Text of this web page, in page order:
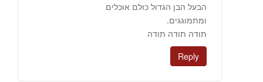
הבעל הבן הגדול כולם אוכלים
ומתמוגגים.
תודה תודה תודה
Reply